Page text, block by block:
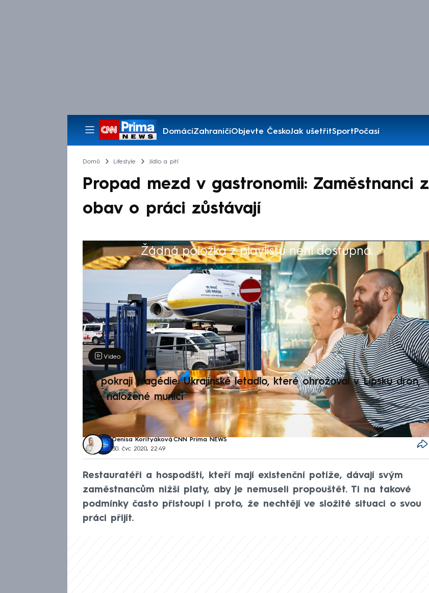
DomácíZahraničíObjevte ČeskoJak ušetřitSportPočasí
Pořady
Domů Lifestyle Jídlo a pití
Propad mezd v gastronomii: Zaměstnanci z
obav o práci zůstávají
Žádná položka z playlistu není dostupná.
Výběr redakce
Video
Na pokraji tragédie: Ukrajinské letadlo, které ohrožoval v Lipsku dron,
bylo naložené municí
Denisa Korityáková, CNN Prima NEWS
30. čvc 2020, 22:49
Restauratéři a hospodští, kteří mají existenční potíže, dávají svým
zaměstnancům nižší platy, aby je nemuseli propouštět. Ti na takové
podmínky často přistoupí i proto, že nechtějí ve složité situaci o svou
práci přijít.